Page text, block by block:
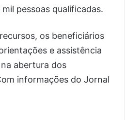
pessoas qualificadas.
os beneficiários
e assistência
abertura dos
informações do Jornal